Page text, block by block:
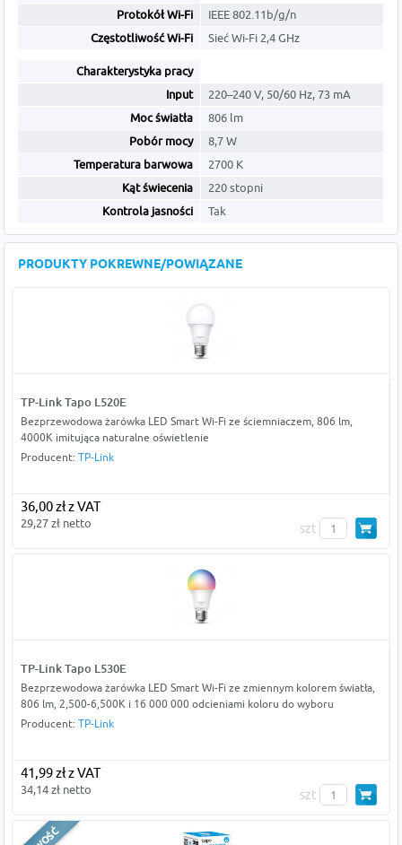
Protokół Wi-Fi
IEEE 802.11b/g/n
Częstotliwość Wi-Fi
Sieć Wi-Fi 2,4 GHz
Charakterystyka pracy
Input
220–240 V, 50/60 Hz, 73 mA
Moc światła
806 lm
Pobór mocy
8,7 W
Temperatura barwowa
2700 K
Kąt świecenia
220 stopni
Kontrola jasności
Tak
PRODUKTY POKREWNE/POWIĄZANE
TP-Link Tapo L520E
Bezprzewodowa żarówka LED Smart Wi-Fi ze ściemniaczem, 806 lm,
4000K imitująca naturalne oświetlenie
Producent: TP-Link
36,00 zł z VAT
29,27 zł netto szt
TP-Link Tapo L530E
Bezprzewodowa żarówka LED Smart Wi-Fi ze zmiennym kolorem światła,
806 lm, 2,500-6,500K i 16 000 000 odcieniami koloru do wyboru
Producent: TP-Link
41,99 zł z VAT
34,14 zł netto szt